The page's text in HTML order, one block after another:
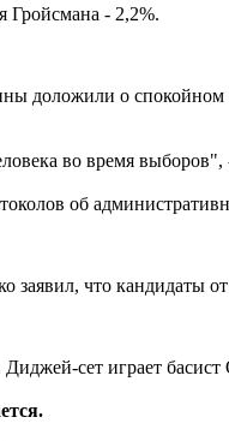
Гройсмана - 2,2%.
доложили о спокойном
во время
об
заявил, что кандидаты
сет играет